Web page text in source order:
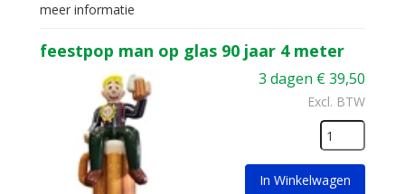
meer informatie
feestpop man op glas 90 jaar 4 meter
3 dagen €39,50
Excl. BTW
In Winkelwagen